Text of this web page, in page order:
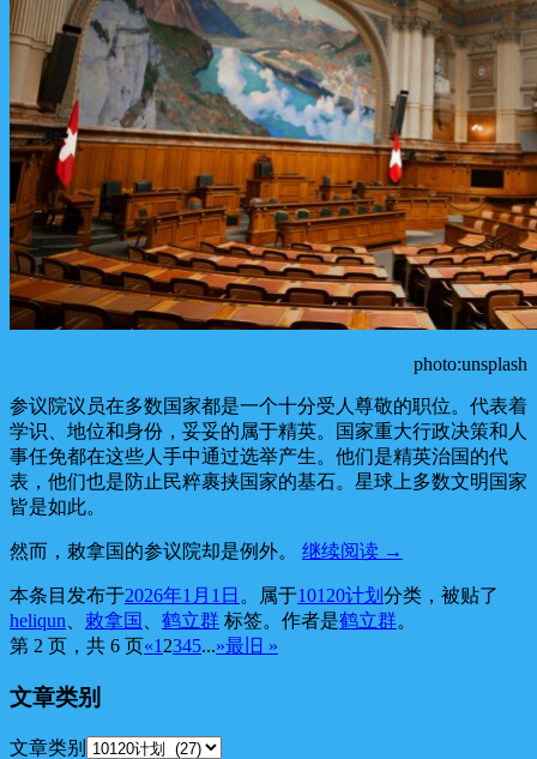
photo:unsplash
参议院议员在多数国家都是一个十分受人尊敬的职位。代表着
学识、地位和身份，妥妥的属于精英。国家重大行政决策和人
事任免都在这些人手中通过选举产生。他们是精英治国的代
表，他们也是防止民粹裹挟国家的基石。星球上多数文明国家
皆是如此。
然而，敕拿国的参议院却是例外。 继续阅读 →
本条目发布于2026年1月1日 。属于10120计划 分类，被贴了
heliqun
敕拿国 鹤立群 标签。 作者是鹤立群。
第 2 页，共 6 页«1 2345...»最旧 »
文章类别
文章类别